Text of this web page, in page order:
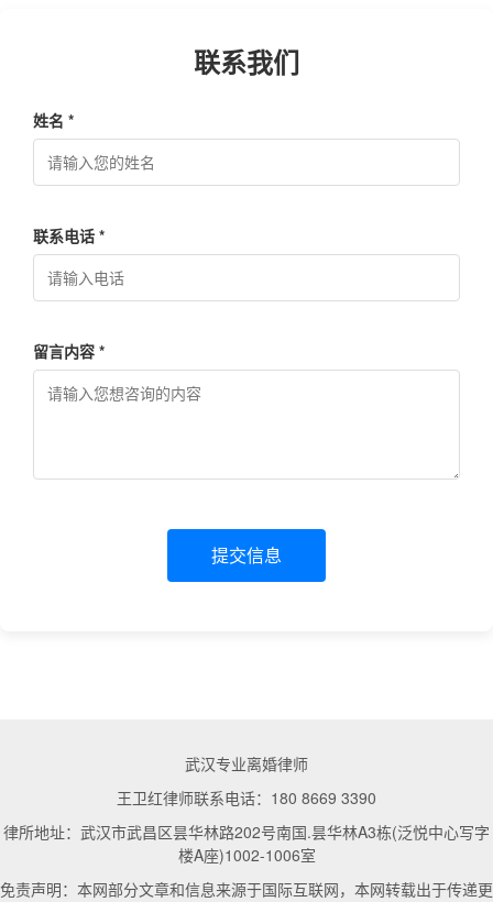
联系我们
姓名 *
联系电话 *
留言内容 *
提交信息
武汉专业离婚律师
王卫红律师联系电话：180 8669 3390
律所地址：武汉市武昌区昙华林路202号南国.昙华林A3栋(泛悦中心写字
楼A座)1002-1006室
免责声明：本网部分文章和信息来源于国际互联网，本网转载出于传递更